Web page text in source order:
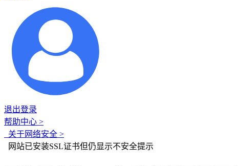
退出登录
帮助中心 >
关于网络安全 >
网站已安装SSL证书但仍显示不安全提示